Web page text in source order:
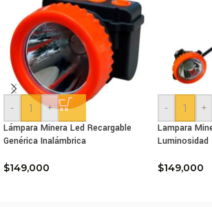
-
+
Lámpara Minera Led Recargable
Genérica Inalámbrica
$149,000
-
+
Lampara
Luminosidad
$149,000